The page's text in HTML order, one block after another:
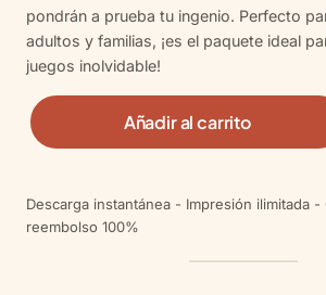
clientes
pondrán a prueba tu ingenio. Perfecto
adultos y familias, ¡es el paquete ideal
juegos inolvidable!
6
u
n
Añadir al carrito
Descarga instantánea - Impresión ilimitada -
reembolso 100%